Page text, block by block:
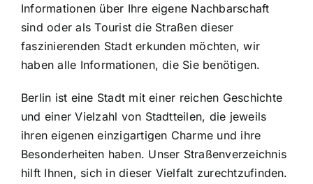
Informationen über Ihre eigene Nachbarschaft
sind oder als Tourist die Straßen dieser
faszinierenden Stadt erkunden möchten, wir
haben alle Informationen, die Sie benötigen.
Berlin ist eine Stadt mit einer reichen Geschichte
und einer Vielzahl von Stadtteilen, die jeweils
ihren eigenen einzigartigen Charme und ihre
Besonderheiten haben. Unser Straßenverzeichnis
hilft Ihnen, sich in dieser Vielfalt zurechtzufinden.